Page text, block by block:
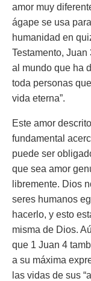
amor muy
ágape se usa
humanidad en
Testamento, Juan
al mundo que ha
toda personas
vida eterna”.
Este amor
fundamental
puede ser
que sea amor
libremente. Dios
seres humanos
hacerlo, y esto
misma de Dios.
que 1 Juan 4
a su máxima
las vidas de sus